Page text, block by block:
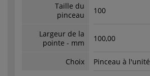
Taille du
pinceau
100
Largeur de la
pointe - mm
100,00
Choix Pinceau à l'unité